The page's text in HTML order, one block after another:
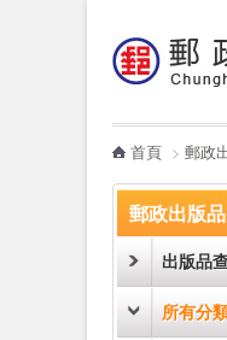
哪
首頁 > 郵政
郵政出版品
出版品
所有分